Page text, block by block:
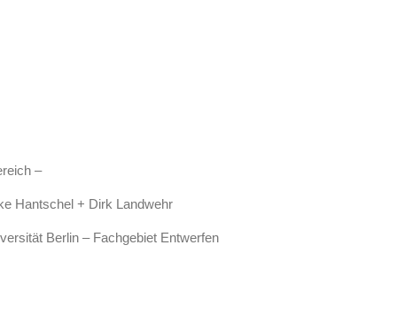
–
Hantschel + Dirk Landwehr
Berlin – Fachgebiet Entwerfen